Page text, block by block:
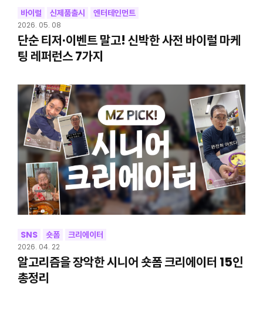
바이럴 신제품출시 엔터테인먼트
2026. 05. 08
단순 티저·이벤트 말고! 신박한 사전 바이럴 마케
팅 레퍼런스 7가지
SNS 숏폼 크리에이터
2026. 04. 22
알고리즘을 장악한 시니어 숏폼 크리에이터 15인
총정리